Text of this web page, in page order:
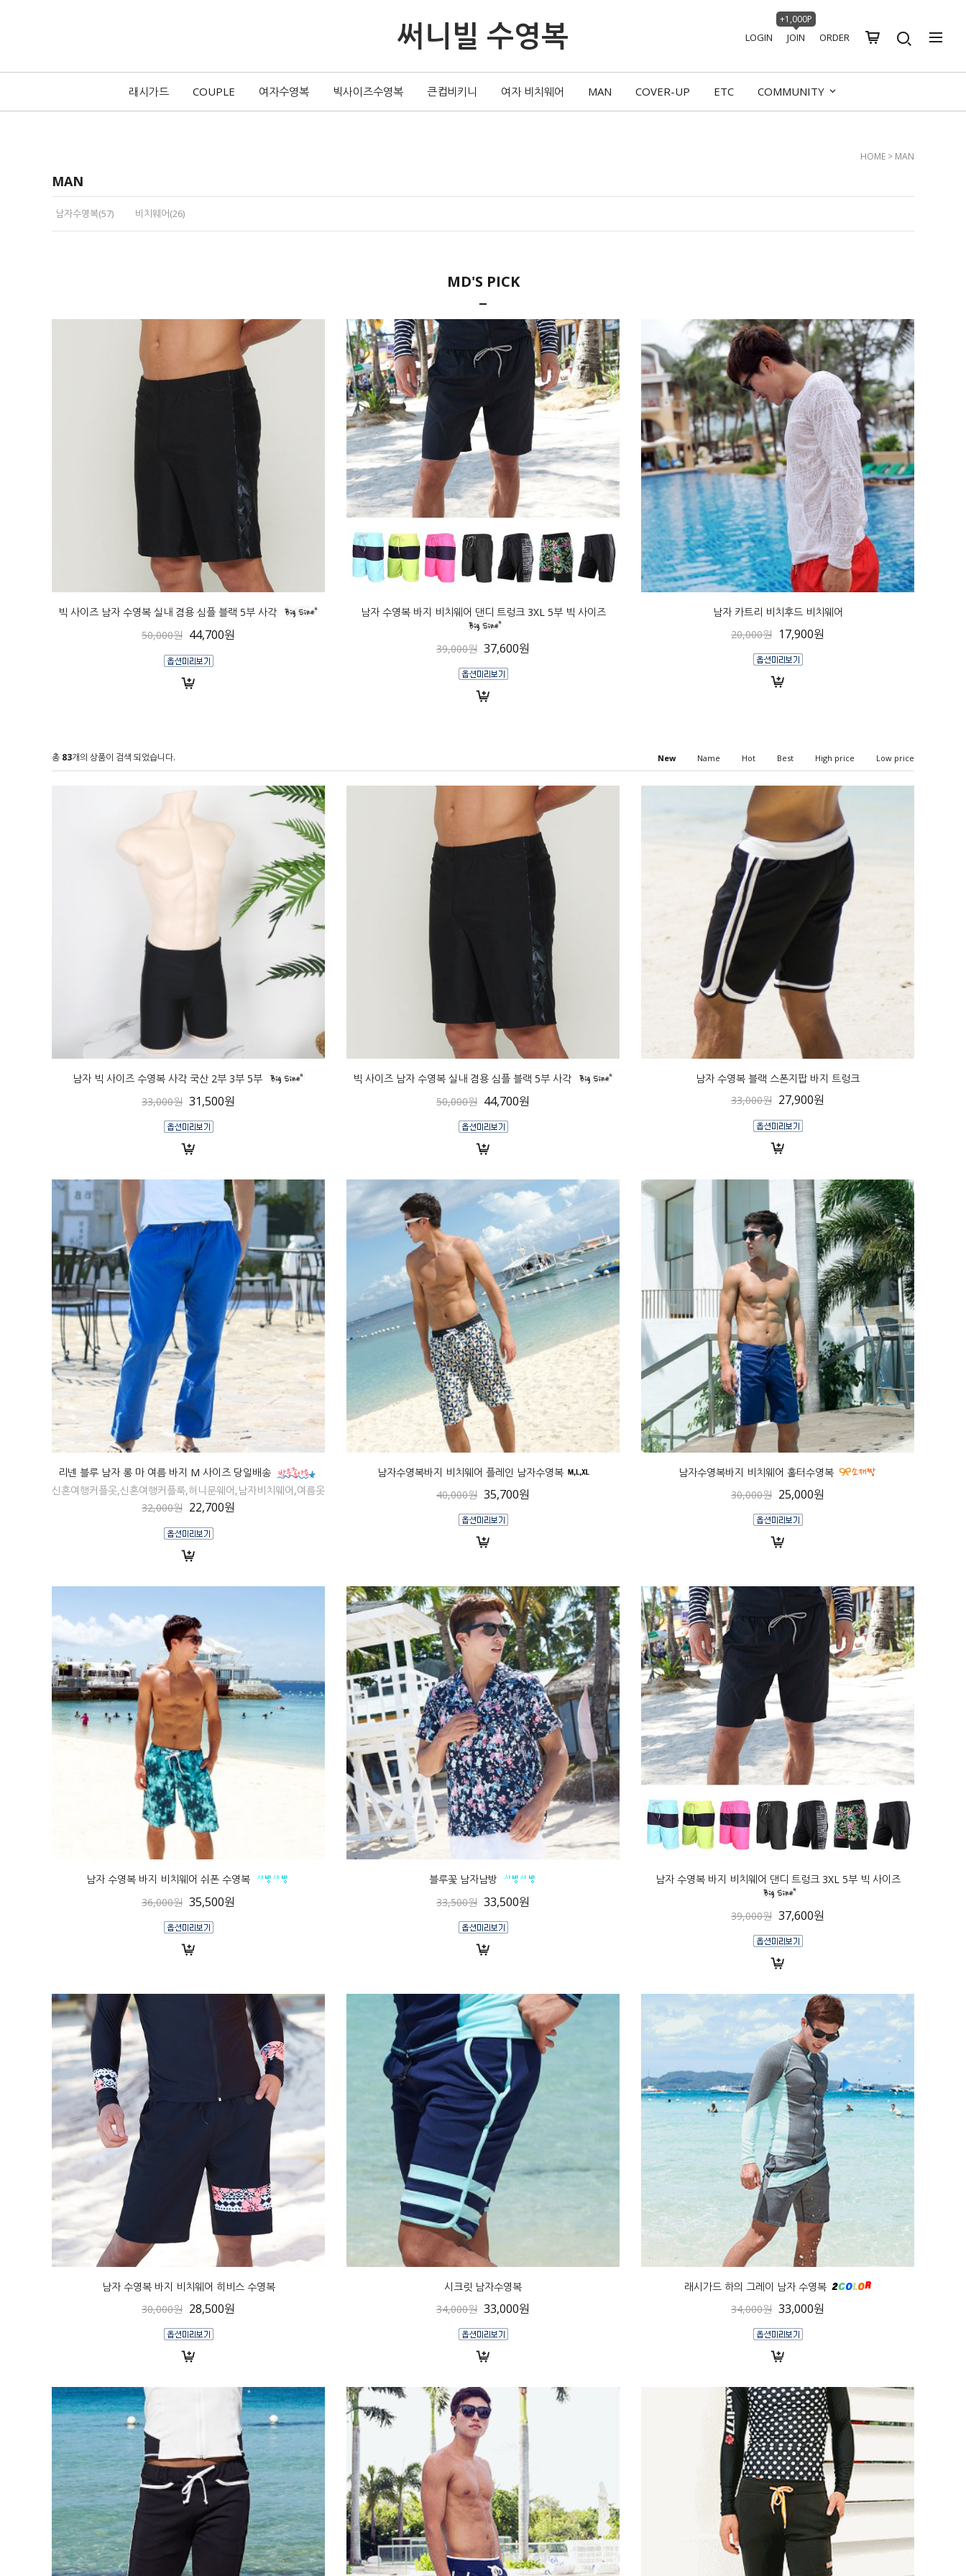
써니빌 수영복 LOGIN JOIN
+1,000P
ORDER
래시가드 COUPLE 여자수영복 빅사이즈수영복 큰컵비키니 여자 비치웨어 MAN COVER-UP ETC COMMUNITY
HOME > MAN
MAN
남자수영복(57) 비치웨어(26)
MD'S PICK
빅 사이즈 남자 수영복 실내 겸용 심플 블랙 5부 사각
50,000원 44,700원
남자 수영복 바지 비치웨어 댄디 트렁크 3XL 5부 빅 사이즈
39,000원 37,600원
남자 카트리 비치후드 비치웨어
20,000원 17,900원
총 83개의 상품이 검색 되었습니다. New Name Hot Best High price Low price
남자 빅 사이즈 수영복 사각 국산 2부 3부 5부
33,000원 31,500원
빅 사이즈 남자 수영복 실내 겸용 심플 블랙 5부 사각
50,000원 44,700원
남자 수영복 블랙 스폰지팝 바지 트렁크
33,000원 27,900원
리넨 블루 남자 롱 마 여름 바지 M 사이즈 당일배송
신혼여행커플옷,신혼여행커플룩,허니문웨어,남자비치웨어,여름옷
32,000원 22,700원
남자수영복바지 비치웨어 플레인 남자수영복
40,000원 35,700원
남자수영복바지 비치웨어 홀터수영복
30,000원 25,000원
남자 수영복 바지 비치웨어 쉬폰 수영복
36,000원 35,500원
블루꽃 남자남방
33,500원 33,500원
남자 수영복 바지 비치웨어 댄디 트렁크 3XL 5부 빅 사이즈
39,000원 37,600원
남자 수영복 바지 비치웨어 히비스 수영복
30,000원 28,500원
시크릿 남자수영복
34,000원 33,000원
래시가드 하의 그레이 남자 수영복
34,000원 33,000원